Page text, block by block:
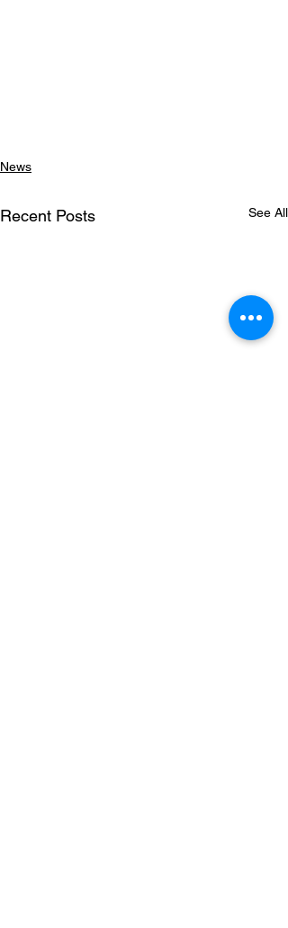
News
Recent Posts See All